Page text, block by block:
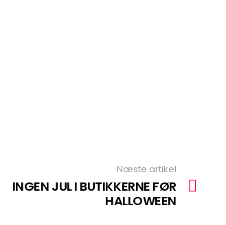
Næste artikel
INGEN JUL I BUTIKKERNE FØR
HALLOWEEN